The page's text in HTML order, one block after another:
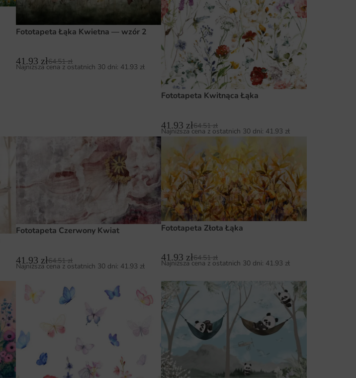
Fototapeta Łąka Kwietna — wzór 2
41.93 zł64.51zł
Najniższa cena z ostatnich 30 dni: 41.93 zł
Fototapeta Kwitnąca Łąka
41.93 zł64.51zł
Najniższa cena z ostatnich 30 dni: 41.93 zł
Fototapeta Czerwony Kwiat
41.93 zł64.51zł
Najniższa cena z ostatnich 30 dni: 41.93 zł
Fototapeta Złota Łąka
41.93 zł64.51zł
Najniższa cena z ostatnich 30 dni: 41.93 zł